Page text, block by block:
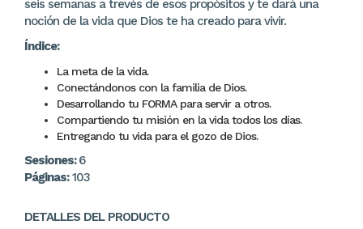
seis semanas a trevés de esos propósitos y te dará una
noción de la vida que Dios te ha creado para vivir.
Índice:
La meta de la vida.
Conectándonos con la familia de Dios.
Desarrollando tu FORMA para servir a otros.
Compartiendo tu misión en la vida todos los días.
Entregando tu vida para el gozo de Dios.
Sesiones:6
Páginas:103
DETALLES DEL PRODUCTO